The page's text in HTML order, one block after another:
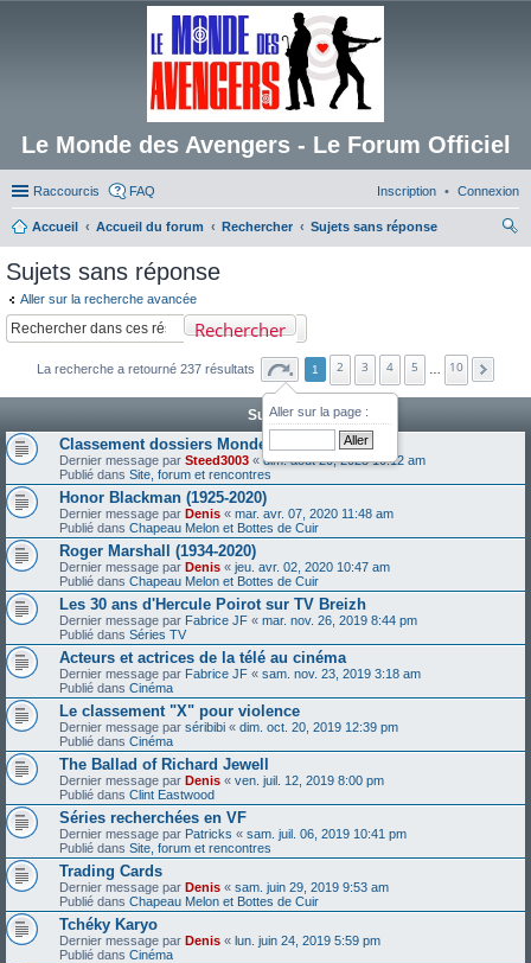
Le Monde des Avengers - Le Forum Officiel
Raccourcis FAQ Connexion
Inscription
Accueil Accueil du forum Rechercher
Sujets sans réponse
Sujets sans réponse
Aller sur la recherche avancée
Rechercher
La recherche a retourné 237 résultats
Aller sur la page :
1 2 3 4 5 10
Sujets
Classement dossiers Monde des Avengers
Dernier message par Steed3003 «dim. août 20, 2023 10:12 am
Publié dans Site, forum et rencontres
Honor Blackman (1925-2020)
Dernier message par Denis « mar. avr. 07, 2020 11:48 am
Publié dans Chapeau Melon et Bottes de Cuir
Roger Marshall (1934-2020)
Dernier message par Denis « jeu. avr. 02, 2020 10:47 am
Publié dans Chapeau Melon et Bottes de Cuir
Les 30 ans d'Hercule Poirot sur TV Breizh
Dernier message par Fabrice JF « mar. nov. 26, 2019 8:44 pm
Publié dans Séries TV
Acteurs et actrices de la télé au cinéma
Dernier message par Fabrice JF « sam. nov. 23, 2019 3:18 am
Publié dans Cinéma
Le classement "X" pour violence
Dernier message par séribibi « dim. oct. 20, 2019 12:39 pm
Publié dans Cinéma
The Ballad of Richard Jewell
Dernier message par Denis « ven. juil. 12, 2019 8:00 pm
Publié dans Clint Eastwood
Séries recherchées en VF
Dernier message par Patricks « sam. juil. 06, 2019 10:41 pm
Publié dans Site, forum et rencontres
Trading Cards
Dernier message par Denis « sam. juin 29, 2019 9:53 am
Publié dans Chapeau Melon et Bottes de Cuir
Tchéky Karyo
Dernier message par Denis « lun. juin 24, 2019 5:59 pm
Publié dans Cinéma